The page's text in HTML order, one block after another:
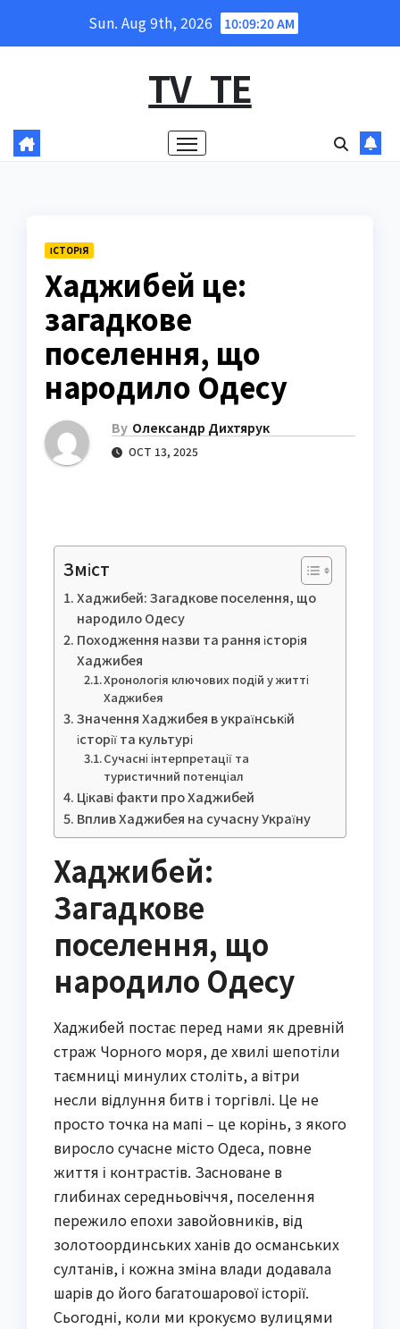
Sun. Aug 9th, 2026 10:09:21 AM
TV_TE
ІСТОРІЯ
Хаджибей це:
загадкове
поселення, що
народило Одесу
By Олександр Дихтярук
OCT 13, 2025
Зміст
Хаджибей: Загадкове поселення, що
народило Одесу
Походження назви та рання історія
Хаджибея
Хронологія ключових подій у житті
Хаджибея
Значення Хаджибея в українській
історії та культурі
Сучасні інтерпретації та
туристичний потенціал
Цікаві факти про Хаджибей
Вплив Хаджибея на сучасну Україну
Хаджибей:
Загадкове
поселення, що
народило Одесу
Хаджибей постає перед нами як древній
страж Чорного моря, де хвилі шепотіли
таємниці минулих століть, а вітри
несли відлуння битв і торгівлі. Це не
просто точка на мапі – це корінь, з якого
виросло сучасне місто Одеса, повне
життя і контрастів. Засноване в
глибинах середньовіччя, поселення
пережило епохи завойовників, від
золотоординських ханів до османських
султанів, і кожна зміна влади додавала
шарів до його багатошарової історії.
Сьогодні, коли ми крокуємо вулицями